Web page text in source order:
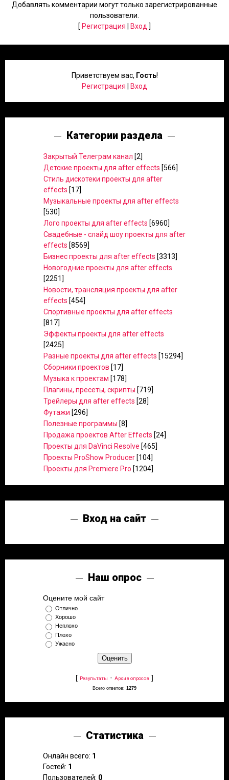
Добавлять комментарии могут только зарегистрированные
пользователи.
[ Регистрация Вход ]
Приветствуем вас, Гость!
Регистрация
Вход
Категории раздела
Закрытый Телеграм канал [2]
Детские проекты для after effects [566]
Стиль дискотеки проекты для after
effects [17]
Музыкальные проекты для after effects
[530]
Лого проекты для after effects [6960]
Свадебные - слайд шоу проекты для after
effects [8569]
Бизнес проекты для after effects [3313]
Новогодние проекты для after effects
[2251]
Новости, трансляция проекты для after
effects [454]
Спортивные проекты для after effects
[817]
Эффекты проекты для after effects
[2425]
Разные проекты для after effects [15294]
Сборники проектов [17]
Музыка к проектам [178]
Плагины, пресеты, скрипты [719]
Трейлеры для after effects [28]
Футажи [296]
Полезные программы [8]
Продажа проектов After Effects [24]
Проекты для DaVinci Resolve [465]
Проекты ProShow Producer [104]
Проекты для Premiere Pro [1204]
Вход на сайт
Наш опрос
Оцените мой сайт
Отлично
Хорошо
Неплохо
Плохо
Ужасно
[ Результаты · Архив опросов ]
Всего ответов: 1279
Статистика
Онлайн всего: 1
Гостей: 1
Пользователей: 0